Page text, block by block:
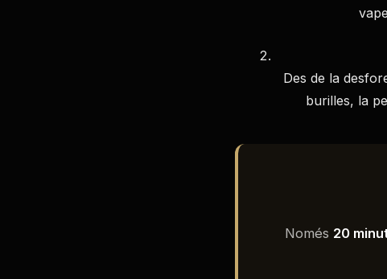
Des de la
burilles, la
Només 20